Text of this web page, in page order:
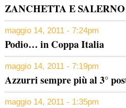
ZANCHETTA E
maggio 14, 2011 - 7:24pm
Podio… in Coppa Italia
maggio 14, 2011 - 7:19pm
Azzurri sempre più al 3°
maggio 14, 2011 - 1:35pm